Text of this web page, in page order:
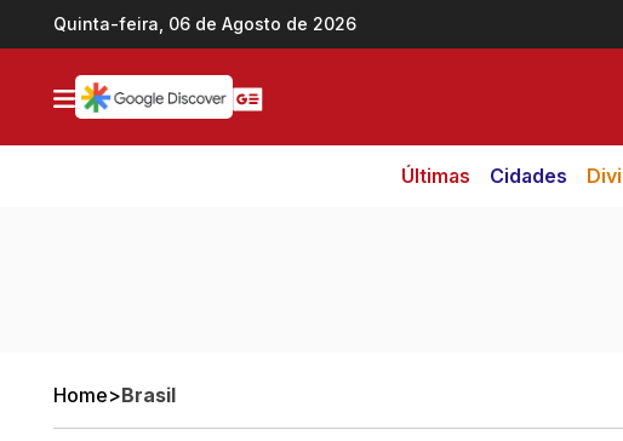
Ir direto pro conteúdo
Quinta-feira, 06 de Agosto de 2026
Últimas Cidades
Home>Brasil